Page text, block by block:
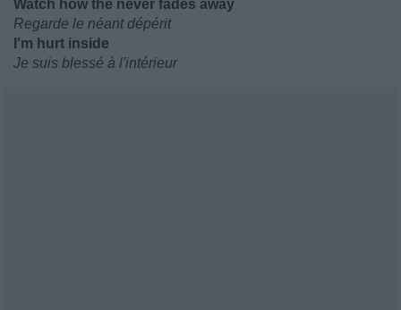
Watch how the never fades away
Regarde le néant dépérit
I'm hurt inside
Je suis blessé à l'intérieur